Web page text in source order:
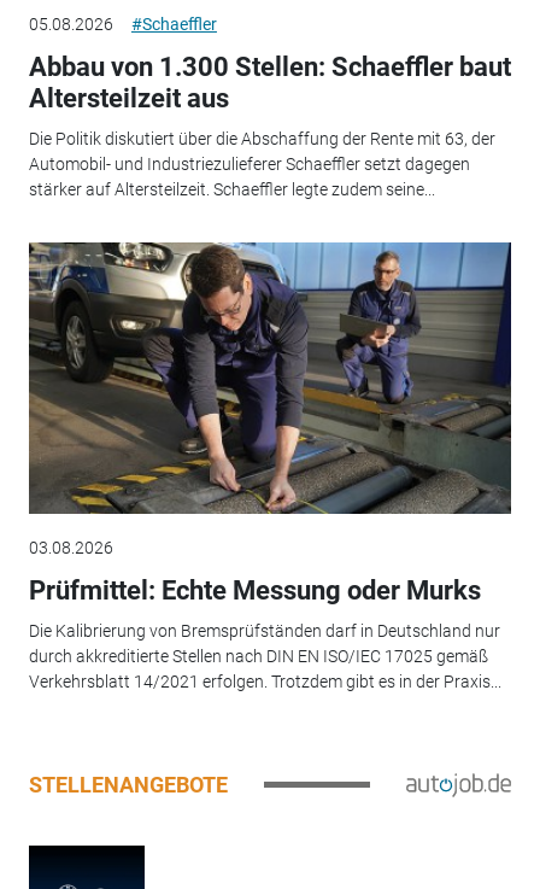
05.08.2026 #Schaeffler
Abbau von 1.300 Stellen: Schaeffler baut
Altersteilzeit aus
Die Politik diskutiert über die Abschaffung der Rente mit 63, der
Automobil- und Industriezulieferer Schaeffler setzt dagegen
stärker auf Altersteilzeit. Schaeffler legte zudem seine...
03.08.2026
Prüfmittel: Echte Messung oder Murks
Die Kalibrierung von Bremsprüfständen darf in Deutschland nur
durch akkreditierte Stellen nach DIN EN ISO/IEC 17025 gemäß
Verkehrsblatt 14/2021 erfolgen. Trotzdem gibt es in der Praxis...
STELLENANGEBOTE